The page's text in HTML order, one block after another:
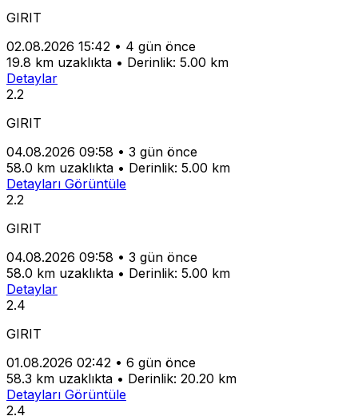
GIRIT
02.08.2026 15:42 • 4 gün önce
19.8 km uzaklıkta • Derinlik: 5.00 km
Detaylar
2.2
GIRIT
04.08.2026 09:58 • 3 gün önce
58.0 km uzaklıkta • Derinlik: 5.00 km
Detayları Görüntüle
2.2
GIRIT
04.08.2026 09:58 • 3 gün önce
58.0 km uzaklıkta • Derinlik: 5.00 km
Detaylar
2.4
GIRIT
01.08.2026 02:42 • 6 gün önce
58.3 km uzaklıkta • Derinlik: 20.20 km
Detayları Görüntüle
2.4